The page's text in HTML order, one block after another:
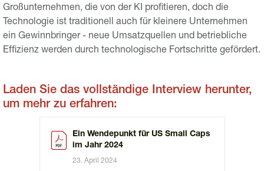
Großunternehmen, die von der KI profitieren, doch die
Technologie ist traditionell auch für kleinere Unternehmen
ein Gewinnbringer - neue Umsatzquellen und betriebliche
Effizienz werden durch technologische Fortschritte gefördert.
Laden Sie das vollständige Interview herunter,
um mehr zu erfahren:
Ein Wendepunkt für US Small Caps
im Jahr 2024
23. April 2024